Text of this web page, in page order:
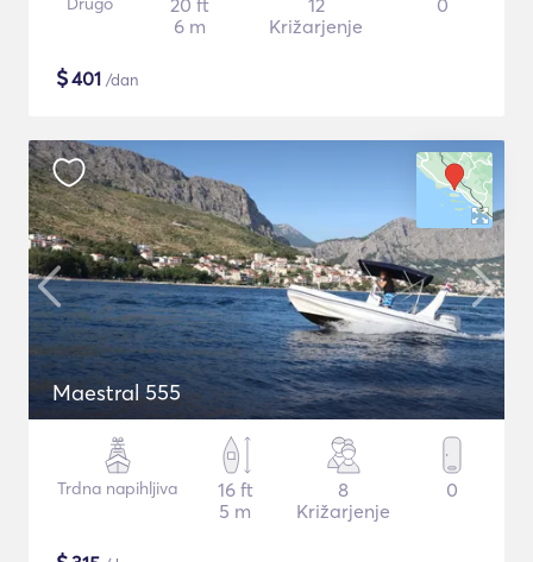
20 ft
6 m
12
Križarjenje
0
$401 /dan
Maestral 555
Trdna napihljiva
16 ft
5 m
8
Križarjenje
0